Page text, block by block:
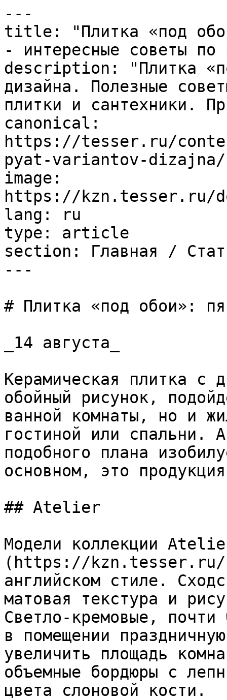
---
title: "Плитка «под
- интересные советы по
description: "Плитка
дизайна. Полезные
плитки и сантехники.
canonical:
https://tesser.ru/
pyat-variantov-dizajna/
image:
https://kzn.tesser.ru/
lang: ru
type: article
section: Главная /
---
# Плитка «под обои»:
_14 августа_
Керамическая плитка с
обойный рисунок,
ванной комнаты, но и
гостиной или спальни.
подобного плана
основном, это
## Atelier
Модели коллекции
(https://kzn.tesser.ru/
английском стиле.
матовая текстура и
Светло-кремовые, почти
в помещении
увеличить площадь
объемные бордюры с
цвета слоновой кости.